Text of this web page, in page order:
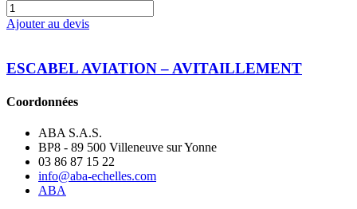
quantité
de
Plateforme
aéronautique
réglable
accès
AERO
Ajouter au devis
ESCABEL AVIATION – AVITAILLEMENT
Coordonnées
ABA S.A.S.
BP8 - 89 500 Villeneuve sur Yonne
03 86 87 15 22
info@aba-echelles.com
ABA